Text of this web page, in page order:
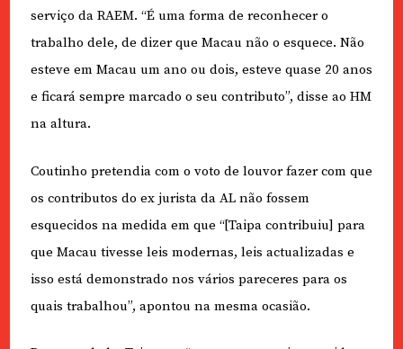
serviço da RAEM. “É uma forma de reconhecer o
trabalho dele, de dizer que Macau não o esquece. Não
esteve em Macau um ano ou dois, esteve quase 20 anos
e ficará sempre marcado o seu contributo”, disse ao HM
na altura.
Coutinho pretendia com o voto de louvor fazer com que
os contributos do ex jurista da AL não fossem
esquecidos na medida em que “[Taipa contribuiu] para
que Macau tivesse leis modernas, leis actualizadas e
isso está demonstrado nos vários pareceres para os
quais trabalhou”, apontou na mesma ocasião.